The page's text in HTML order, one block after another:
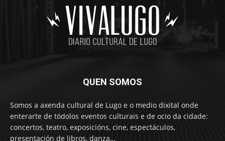
QUEN SOMOS
Somos a axenda cultural de Lugo e o medio dixital onde
enterarte de tódolos eventos culturais e de ocio da cidade:
concertos, teatro, exposicións, cine, espectáculos,
presentación de libros, danza…